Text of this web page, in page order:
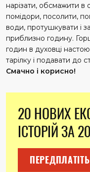
нарізати, обсмажити в
помідори, посолити,
води, протушкувати і
приблизно годину.
годин в духовці
тарілку і подавати до
Смачно і корисно!
20 НОВИХ
ІСТОРІЙ ЗА